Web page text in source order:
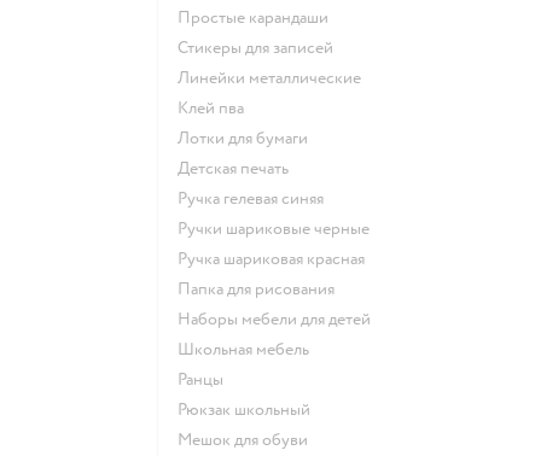
Простые карандаши
Стикеры для записей
Линейки металлические
Клей пва
Лотки для бумаги
Детская печать
Ручка гелевая синяя
Ручки шариковые черные
Ручка шариковая красная
Папка для рисования
Наборы мебели для детей
Школьная мебель
Ранцы
Рюкзак школьный
Мешок для обуви